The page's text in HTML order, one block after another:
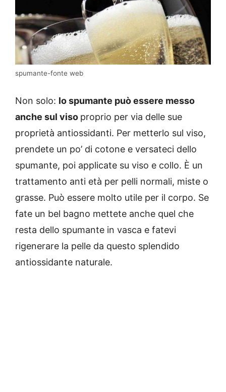
spumante-fonte web
Non solo: lo spumante può essere messo
anche sul viso proprio per via delle sue
proprietà antiossidanti. Per metterlo sul viso,
prendete un po’ di cotone e versateci dello
spumante, poi applicate su viso e collo. È un
trattamento anti età per pelli normali, miste o
grasse. Può essere molto utile per il corpo. Se
fate un bel bagno mettete anche quel che
resta dello spumante in vasca e fatevi
rigenerare la pelle da questo splendido
antiossidante naturale.